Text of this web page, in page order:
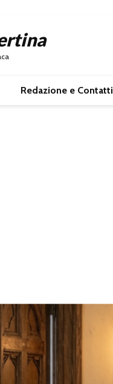
Redazione e Contatti